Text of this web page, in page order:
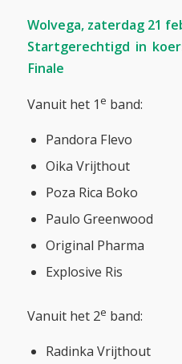
Wolvega, zaterdag 21
Startgerechtigd in
Finale
Vanuit het 1e band:
Pandora Flevo
Oika Vrijthout
Poza Rica Boko
Paulo Greenwood
Original Pharma
Explosive Ris
Vanuit het 2e band:
Radinka Vrijthout